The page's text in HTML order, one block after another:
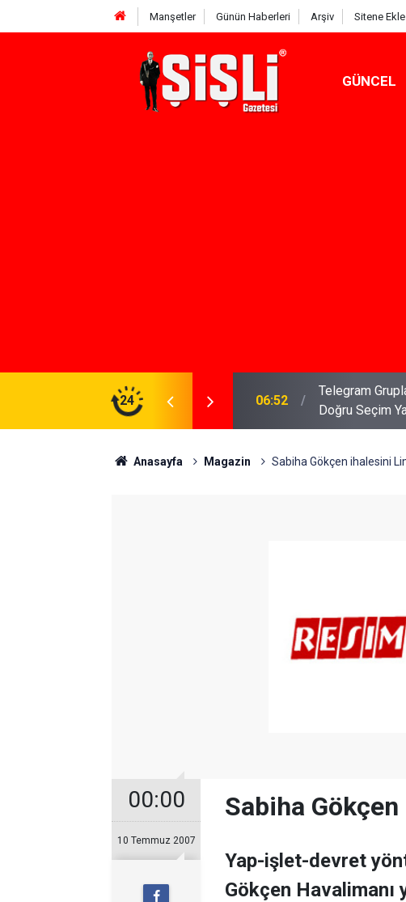
Manşetler Günün Haberleri Arşiv Sitene Ekle
GÜNCEL
24
Gerekenler: Telegram Gruplarında Daha
04:43 İş Davaları:
Anasayfa Magazin Sabiha Gökçen ihalesini
00:00
10 Temmuz 2007
Sabiha
Yap-işlet-devret
Gökçen Havalimanı